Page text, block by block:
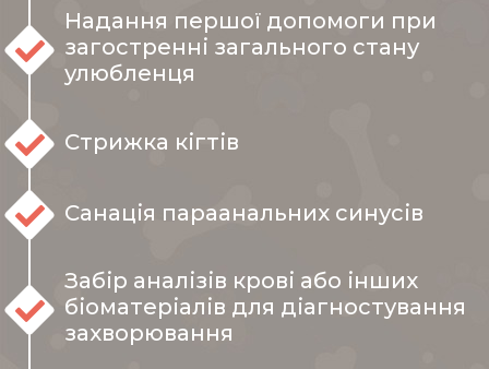
Надання першої допомоги при
загостренні загального стану
улюбленця
Стрижка кігтів
Санація параанальних синусів
Забір аналізів крові або інших
біоматеріалів для діагностування
захворювання